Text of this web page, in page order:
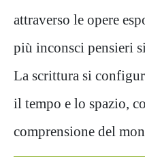
attraverso le opere
più inconsci pensieri
La scrittura si
il tempo e lo spazio,
comprensione del